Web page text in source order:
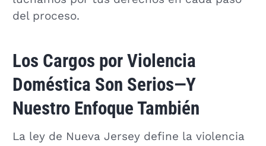
del proceso.
Los Cargos por Violencia
Doméstica Son Serios—Y
Nuestro Enfoque También
La ley de Nueva Jersey define la violencia